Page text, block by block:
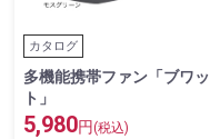
カタログ
多機能携帯ファン「ブワッ
ト」
5,980円 (税込)